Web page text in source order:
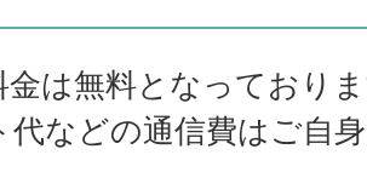
金は無料となっており
代などの通信費はご自